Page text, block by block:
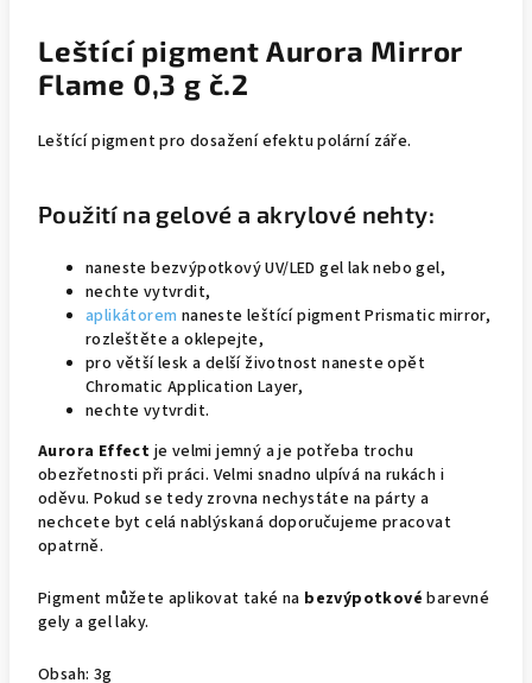
Leštící pigment Aurora Mirror
Flame 0,3 g č.2
Leštící pigment pro dosažení efektu polární záře.
Použití na gelové a akrylové nehty:
naneste bezvýpotkový UV/LED gel lak nebo gel,
nechte vytvrdit,
aplikátorem naneste leštící pigment Prismatic mirror,
rozleštěte a oklepejte,
pro větší lesk a delší životnost naneste opět
Chromatic Application Layer,
nechte vytvrdit.
Aurora Effectje velmi jemný a je potřeba trochu
obezřetnosti při práci. Velmi snadno ulpívá na rukách i
oděvu. Pokud se tedy zrovna nechystáte na párty a
nechcete byt celá nablýskaná doporučujeme pracovat
opatrně.
Pigment můžete aplikovat také na bezvýpotkové barevné
gely a gel laky.
Obsah: 3g